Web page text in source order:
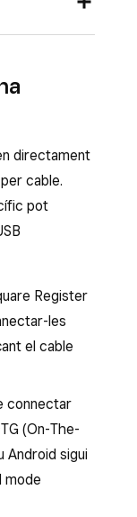
valors
des
si no està
està
el TPV,
directament
cable.
pot
Register
les
el cable
connectar
(On-The-
Android sigui
mode